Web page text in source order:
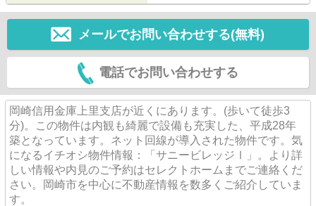
メールでお問い合わせする(無料)
電話でお問い合わせする
岡崎信用金庫上里支店が近くにあります。(歩いて徒歩3
分)。この物件は内観も綺麗で設備も充実した、平成28年
築となっています。ネット回線が導入された物件です。気
になるイチオシ物件情報：「サニービレッジⅠ」。より詳
しい情報や内見のご予約はセレクトホームまでご連絡くだ
さい。岡崎市を中心に不動産情報を数多くご紹介していま
す。